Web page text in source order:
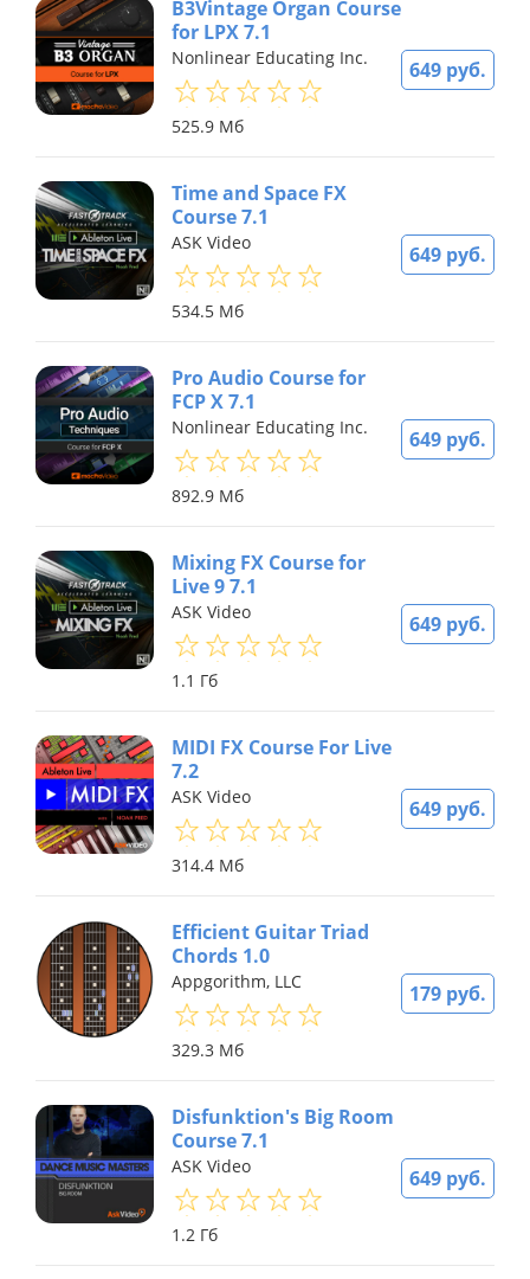
649 руб.
B3Vintage Organ Course
for LPX 7.1
Nonlinear Educating Inc.
525.9 Мб
649 руб.
Time and Space FX
Course 7.1
ASK Video
534.5 Мб
649 руб.
Pro Audio Course for
FCP X 7.1
Nonlinear Educating Inc.
892.9 Мб
649 руб.
Mixing FX Course for
Live 9 7.1
ASK Video
1.1 Гб
649 руб.
MIDI FX Course For Live
7.2
ASK Video
314.4 Мб
179 руб.
Efficient Guitar Triad
Chords 1.0
Appgorithm, LLC
329.3 Мб
649 руб.
Disfunktion's Big Room
Course 7.1
ASK Video
1.2 Гб